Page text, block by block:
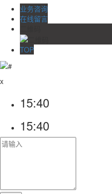
业务咨询
在线留言
TOP
x
15:40
15:40